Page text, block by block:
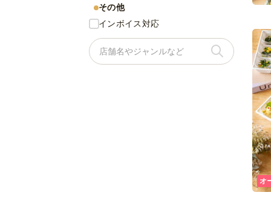
オ
その他
インボイス対応